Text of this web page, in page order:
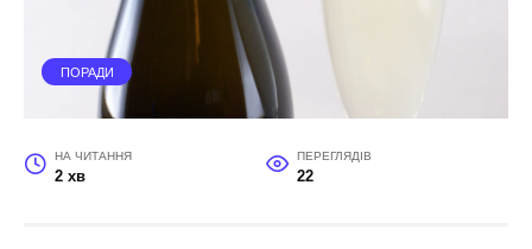
ПОРАДИ
НА ЧИТАННЯ
2 хв
ПЕРЕГЛЯДІВ
22